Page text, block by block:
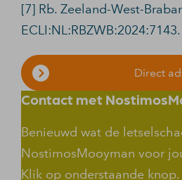
[7] Rb. Zeeland-West-
ECLI:NL:RBZWB:2024:7143.
Direct
Contact met
Benieuwd wat de
NostimosMooyman voor
Klik op onderstaande knop.